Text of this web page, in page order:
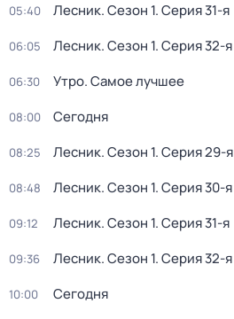
05:40 Лесник. Сезон 1. Серия 31-я
06:05 Лесник. Сезон 1. Серия 32-я
06:30 Утро. Самое лучшее
08:00 Сегодня
08:25 Лесник. Сезон 1. Серия 29-я
08:48 Лесник. Сезон 1. Серия 30-я
09:12 Лесник. Сезон 1. Серия 31-я
09:36 Лесник. Сезон 1. Серия 32-я
10:00 Сегодня